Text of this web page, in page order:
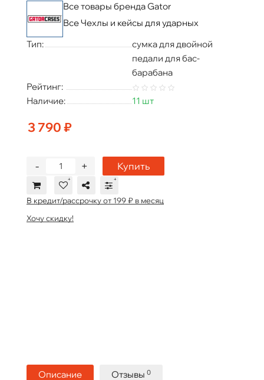
Все товары бренда Gator
Все Чехлы и кейсы для ударных
Тип:
сумка для двойной
педали для бас-
барабана
Рейтинг:
Наличие:
11 шт
3 790 ₽
+
- Купить
В кредит/рассрочку от 199 ₽ в месяц
Хочу скидку!
Описание Отзывы 0